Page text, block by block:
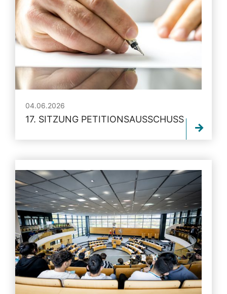
04.06.2026
17. SITZUNG PETITIONSAUSSCHUSS